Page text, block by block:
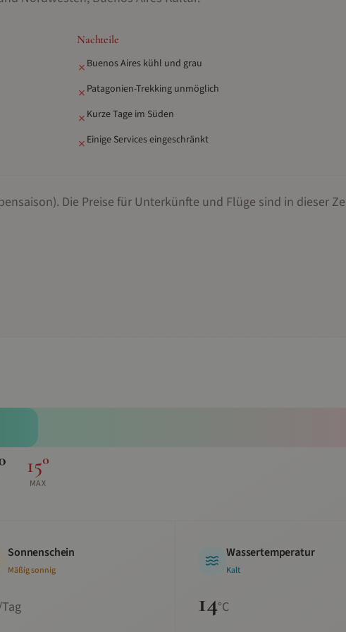
Nachteile
✗ Buenos Aires kühl und grau
✗ Patagonien-Trekking unmöglich
✗ Kurze Tage im Süden
✗ Einige Services eingeschränkt
Die Preise für Unterkünfte und Flüge sind in dieser
15°
MAX
Sonnenschein
Mäßig sonnig
Wassertemperatur
Kalt
14°C